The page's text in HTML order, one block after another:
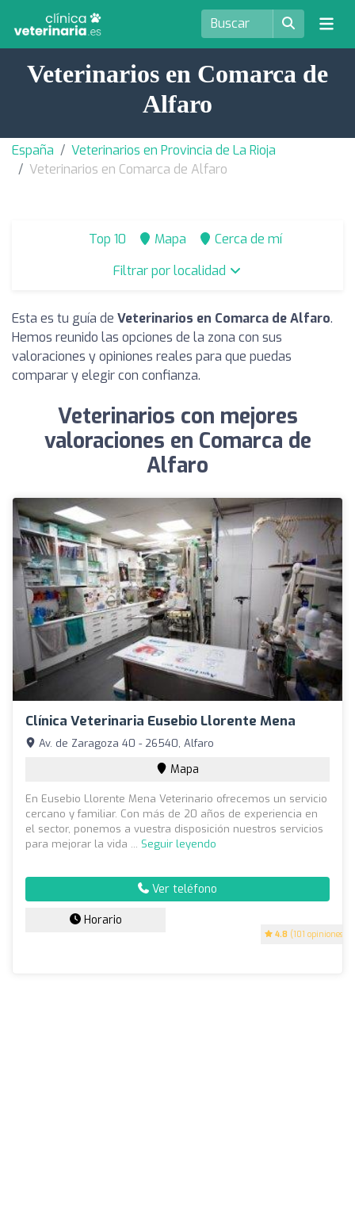
Veterinarios en Comarca de
Alfaro
España
Veterinarios en Provincia de La Rioja
Veterinarios en Comarca de Alfaro
Top 10 Mapa
Cerca de mí
Filtrar por localidad
Esta es tu guía de Veterinarios en Comarca de Alfaro.
Hemos reunido las opciones de la zona con sus
valoraciones y opiniones reales para que puedas
comparar y elegir con confianza.
Veterinarios con mejores
valoraciones en Comarca de
Alfaro
Clínica Veterinaria Eusebio Llorente Mena
4.8 (101 opiniones)
Av. de Zaragoza 40 - 26540, Alfaro
Mapa
En Eusebio Llorente Mena Veterinario ofrecemos un servicio
cercano y familiar. Con más de 20 años de experiencia en
el sector, ponemos a vuestra disposición nuestros servicios
para mejorar la vida ... Seguir leyendo
Ver teléfono
Horario